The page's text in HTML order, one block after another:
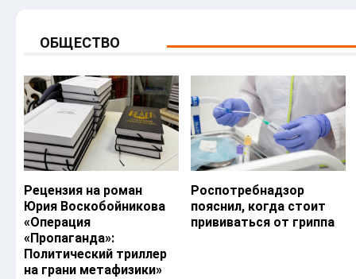
ОБЩЕСТВО
Рецензия на роман
Юрия Воскобойникова
«Операция
«Пропаганда»:
Политический триллер
на грани метафизики»
Роспотребнадзор
пояснил, когда стоит
прививаться от гриппа